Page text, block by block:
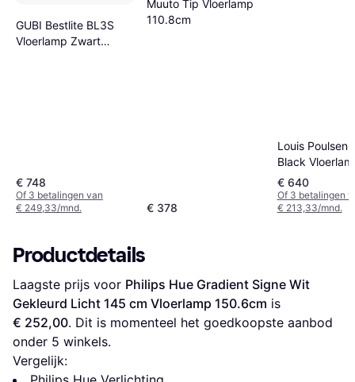
GUBI Bestlite BL3S
Vloerlamp Zwart
€ 748
Of 3 betalingen van
€ 249,33/mnd.
Muuto Tip Vloerlamp
110.8cm
€ 378
Louis Poulsen
Black
121.8cm
€ 640
Of 3 betalingen
€ 213,33/mnd.
Productdetails
Laagste prijs voor Philips Hue Gradient Signe Wit
Gekleurd Licht 145 cm Vloerlamp 150.6cm
€ 252,00. Dit is momenteel het goedkoopste aanbod
onder 5 winkels.
Vergelijk: